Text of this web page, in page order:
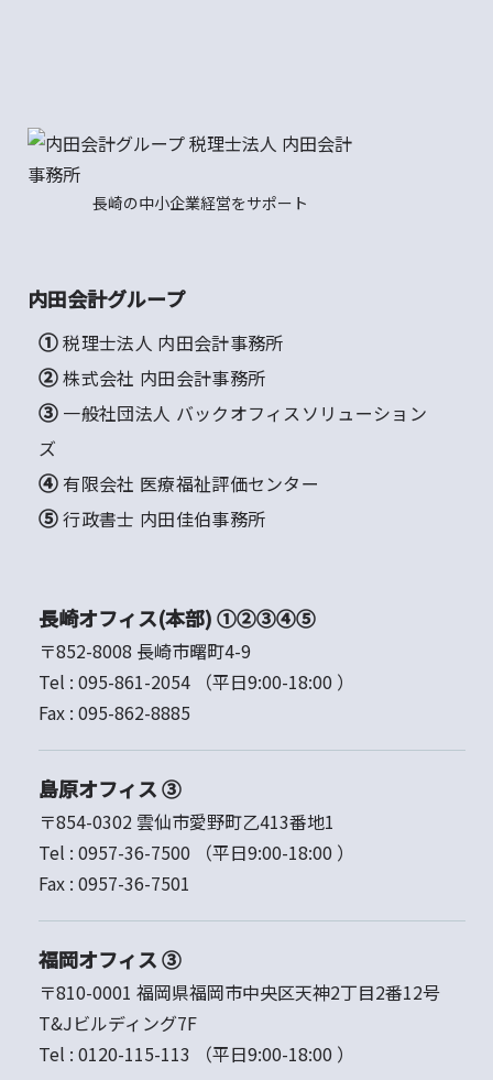
長崎の中小企業経営をサポート
内田会計グループ
① 税理士法人 内田会計事務所
② 株式会社 内田会計事務所
③ 一般社団法人 バックオフィスソリューション
ズ
④ 有限会社 医療福祉評価センター
⑤ 行政書士 内田佳伯事務所
長崎オフィス(本部) ①②③④⑤
〒852-8008 長崎市曙町4-9
Tel : 095-861-2054
（平日9:00-18:00 ）
Fax : 095-862-8885
島原オフィス ③
〒854-0302 雲仙市愛野町乙413番地1
Tel : 0957-36-7500
（平日9:00-18:00 ）
Fax : 0957-36-7501
福岡オフィス ③
〒810-0001 福岡県福岡市中央区天神2丁目2番12号
T&Jビルディング7F
Tel : 0120-115-113 （平日9:00-18:00 ）